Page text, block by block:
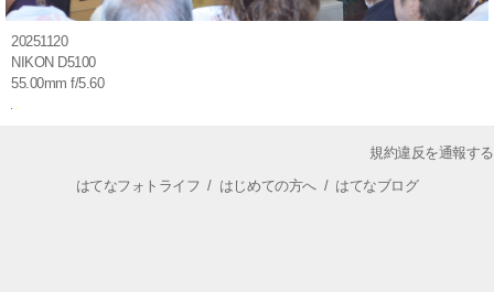
20251120
NIKON D5100
55.00mm f/5.60
規約違反を通報する
はてなフォトライフ / はじめての方へ/ はてなブログ